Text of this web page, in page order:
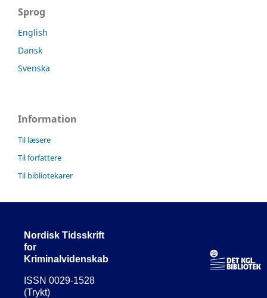
Sprog
English
Dansk
Svenska
Information
Til læsere
Til forfattere
Til bibliotekarer
Nordisk Tidsskrift
for
Kriminalvidenskab
ISSN 0029-1528
(Trykt)